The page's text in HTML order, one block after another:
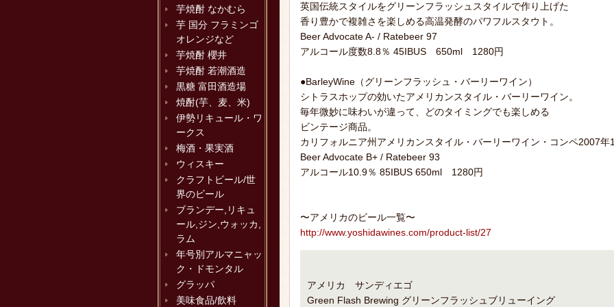
芋焼酎 なかむら
芋 国分 フラミンゴ
オレンジなど
芋焼酎 櫻井
芋焼酎 若潮酒造
黒糖 富田酒造場
焼酎(芋、麦、米)
伊勢リキュール・ワ
ークス
梅酒・果実酒
ウィスキー
クラフトビール/世
界のビール
ブランデー,リキュ
ール,ジン,ウォッカ,
ラム
年号別アルマニャッ
ク・ドモンタル
グラッパ
美味食品/飲料
英国伝統スタイルをグリーンフラッシュスタイルで作り上げた
香り豊かで複雑さを楽しめる高温発酵のパワフルスタウト。
Beer Advocate A- / Ratebeer 97
アルコール度数8.8％ 45IBUS 650ml 1280円
●BarleyWine（グリーンフラッシュ・バーリーワイン）
シトラスホップの効いたアメリカンスタイル・バーリーワイン。
毎年微妙に味わいが違って、どのタイミングでも楽しめる
ビンテージ商品。
カリフォルニア州アメリカンスタイル・バーリーワイン・コンペ2007年
Beer Advocate B+ / Ratebeer 93
アルコール10.9％ 85IBUS 650ml 1280円
〜アメリカのビール一覧〜
http://www.yoshidawines.com/product-list/27
アメリカ サンディエゴ
Green Flash Brewing グリーンフラッシュブリューイング